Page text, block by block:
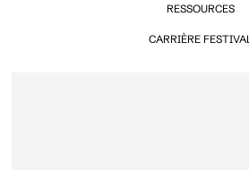
RESSOURCES
CARRIÈRE FESTIVAL